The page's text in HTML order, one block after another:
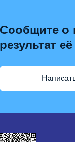
Сообщите о
результат